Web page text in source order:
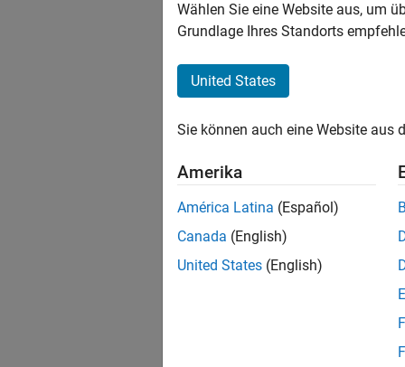
Es
Wählen Sie eine Website aus, um
Grundlage Ihres Standorts
United States
Sie können auch eine Website aus
Amerika
América Latina (Español)
Canada (English)
United States (English)